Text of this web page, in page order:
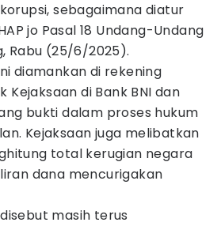
sebagaimana diatur
jo Pasal 18 Undang-Undang
Rabu (25/6/2025).
diamankan di rekening
Kejaksaan di Bank BNI dan
bukti dalam proses hukum
Kejaksaan juga melibatkan
total kerugian negara
dana mencurigakan
masih terus